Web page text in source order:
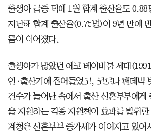
출생아 급증 덕에 1월 합계 출산율도 0.88
지난해 합계 출산율(0.75명)이 9년 만에
름이 이어졌다.
출생아가 많았던 에코 베이비붐 세대
인·출산기에 접어들었고, 코로나 팬데믹
건수가 늘어난 속에서 출산 신혼부부에게
을 지원하는 각종 지원책이 효과를 발휘
계청은 신혼부부 증가세가 이어지고 있어